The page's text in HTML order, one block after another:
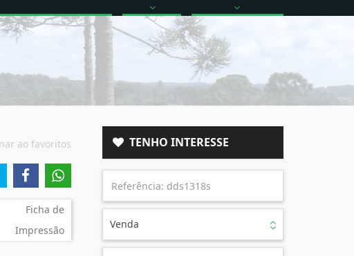
ao favoritos
Ficha de
Impressão
TENHO INTERESSE
Venda